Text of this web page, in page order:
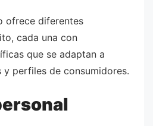
ofrece diferentes
cada una con
que se adaptan a
y perfiles de consumidores.